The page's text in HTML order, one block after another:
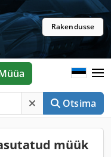
Rakendusse
Otsima
müük